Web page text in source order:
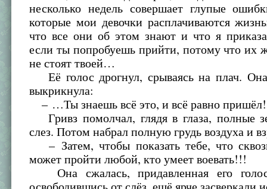
несколько недель совершает глупые
которые мои девочки расплачиваются
что все они об этом знают и что я
если ты попробуешь прийти, потому что их
не стоят твоей…
Её голос дрогнул, срываясь на плач.
выкрикнула:
– …Ты знаешь всё это, и всё равно
Гривз помолчал, глядя в глаза, полные
слез. Потом набрал полную грудь воздуха и
– Затем, чтобы показать тебе, что
может пройти любой, кто умеет воевать!!!
Она сжалась, придавленная его